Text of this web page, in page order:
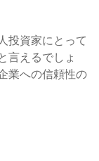
投資家にとって
言えるでしょ
業への信頼性の